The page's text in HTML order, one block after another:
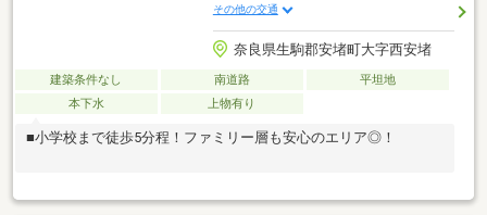
その他の交通
奈良県生駒郡安堵町大字西安堵
建築条件なし 南道路
平坦地
本下水
上物有り
■小学校まで徒歩5分程！ファミリー層も安心のエリア◎！